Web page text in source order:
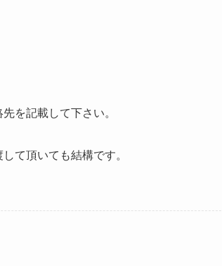
を記載して下さい。
て頂いても結構です。